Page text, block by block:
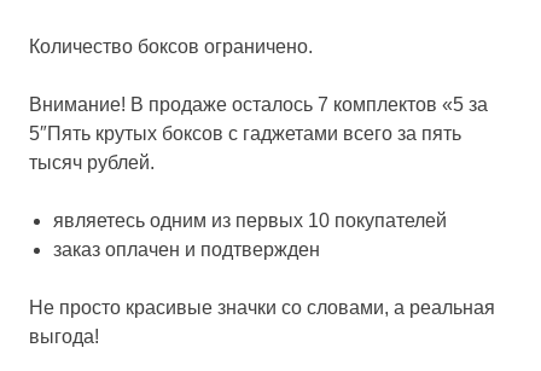
Количество боксов ограничено.
Внимание! В продаже осталось 7 комплектов «5 за
5″Пять крутых боксов с гаджетами всего за пять
тысяч рублей.
являетесь одним из первых 10 покупателей
заказ оплачен и подтвержден
Не просто красивые значки со словами, а реальная
выгода!